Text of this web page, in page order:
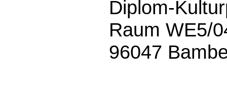
Diplom-
Raum WE5/
96047